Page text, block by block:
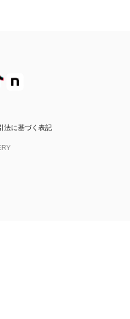
法に基づく表記